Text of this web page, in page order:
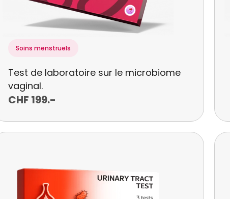
Soins menstruels
Test de laboratoire sur le microbiome
vaginal.
CHF 199.-